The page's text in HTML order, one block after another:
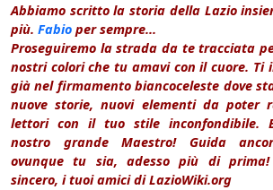
Abbiamo scritto la storia della Lazio
più. Fabio per sempre...
Proseguiremo la strada da te tracciata
nostri colori che tu amavi con il cuore. Ti
già nel firmamento biancoceleste dove
nuove storie, nuovi elementi da poter
lettori con il tuo stile inconfondibile.
nostro grande Maestro! Guida
ovunque tu sia, adesso più di
sincero, i tuoi amici di LazioWiki.org